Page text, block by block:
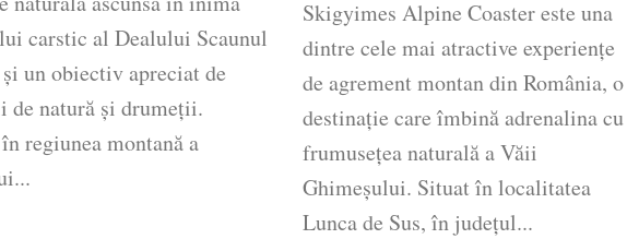
carstic al Dealului Scaunul
un obiectiv apreciat de
natură și drumeții.
regiunea montană a
Skigyimes Alpine Coaster este una
dintre cele mai atractive experiențe
de agrement montan din România, o
destinație care îmbină adrenalina cu
frumusețea naturală a Văii
Ghimeșului. Situat în localitatea
Lunca de Sus, în județul...